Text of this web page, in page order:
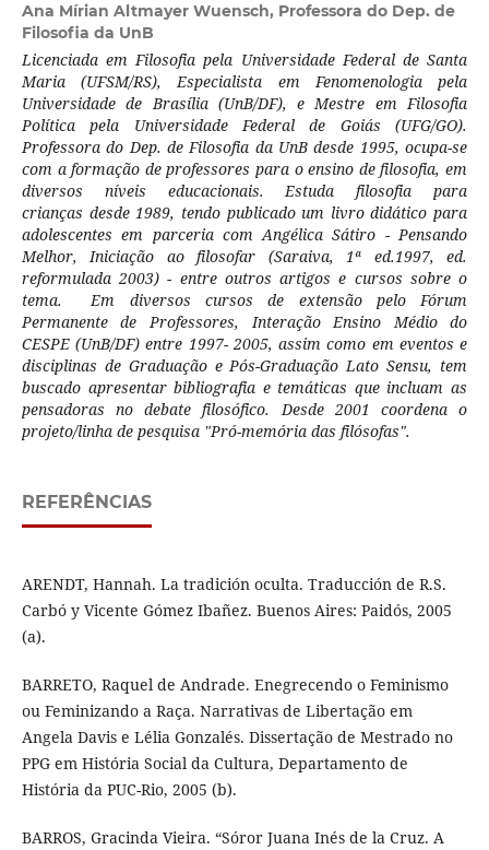
Ana Mírian Altmayer Wuensch, Professora do Dep. de
Filosofia da UnB
Licenciada em Filosofia pela Universidade Federal de Santa
Maria (UFSM/RS), Especialista em Fenomenologia pela
Universidade de Brasília (UnB/DF), e Mestre em Filosofia
Política pela Universidade Federal de Goiás (UFG/GO).
Professora do Dep. de Filosofia da UnB desde 1995, ocupa-se
com a formação de professores para o ensino de filosofia, em
diversos níveis educacionais. Estuda filosofia para
crianças desde 1989, tendo publicado um livro didático para
adolescentes em parceria com Angélica Sátiro - Pensando
Melhor, Iniciação ao filosofar (Saraiva, 1ª ed.1997, ed.
reformulada 2003) - entre outros artigos e cursos sobre o
tema. Em diversos cursos de extensão pelo Fórum
Permanente de Professores, Interação Ensino Médio do
CESPE (UnB/DF) entre 1997- 2005, assim como em eventos e
disciplinas de Graduação e Pós-Graduação Lato Sensu, tem
buscado apresentar bibliografia e temáticas que incluam as
pensadoras no debate filosófico. Desde 2001 coordena o
projeto/linha de pesquisa "Pró-memória das filósofas".
REFERÊNCIAS
ARENDT, Hannah. La tradición oculta. Traducción de R.S.
Carbó y Vicente Gómez Ibañez. Buenos Aires: Paidós, 2005
(a).
BARRETO, Raquel de Andrade. Enegrecendo o Feminismo
ou Feminizando a Raça. Narrativas de Libertação em
Angela Davis e Lélia Gonzalés. Dissertação de Mestrado no
PPG em História Social da Cultura, Departamento de
História da PUC-Rio, 2005 (b).
BARROS, Gracinda Vieira. “Sóror Juana Inés de la Cruz. A